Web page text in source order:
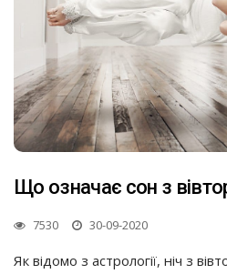
Що означає сон з
7530 30-09-2020
Як відомо з астрології, ніч з